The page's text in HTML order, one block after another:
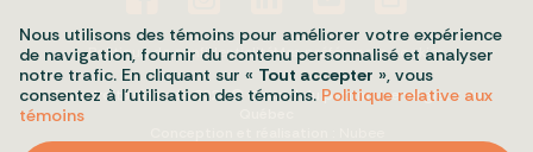
Politique de confidentialitéMes préférences cookies
Tous droits réservés 2026 © Conseil du patrimoine religieux du
Nous utilisons des témoins pour améliorer votre expérience
de navigation, fournir du contenu personnalisé et analyser
notre trafic. En cliquant sur « Tout accepter », vous
consentez à l’utilisation des témoins. Politique relative aux
témoins